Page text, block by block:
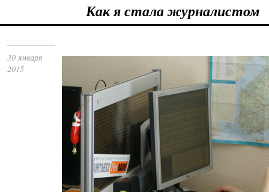
Как я стала журналистом
30 января
2015